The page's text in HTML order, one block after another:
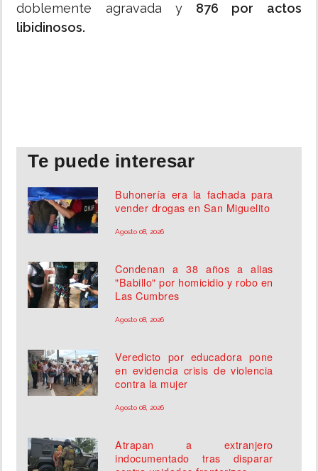
doblemente agravada y 876 por actos
libidinosos.
Te puede interesar
Buhonería era la fachada para
vender drogas en San Miguelito
Agosto 08, 2026
Condenan a 38 años a alias
"Babillo" por homicidio y robo en
Las Cumbres
Agosto 08, 2026
Veredicto por educadora pone
en evidencia crisis de violencia
contra la mujer
Agosto 08, 2026
Atrapan a extranjero
indocumentado tras disparar